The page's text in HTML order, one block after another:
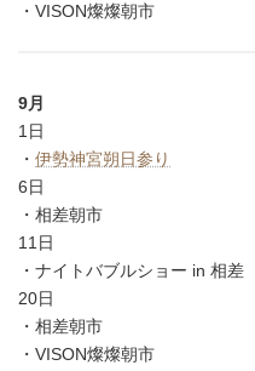
・VISON燦燦朝市
9月
1日
・ 伊勢神宮朔日参り
6日
・相差朝市
11日
・ナイトバブルショー in 相差
20日
・相差朝市
・VISON燦燦朝市